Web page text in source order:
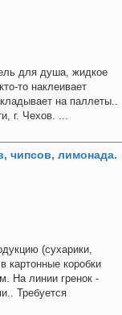
для душа, жидкое
то наклеивает
на паллеты..
г. Чехов. ...
чипсов, лимонада.
(сухарики,
картонные коробки
На линии гренок -
Требуется